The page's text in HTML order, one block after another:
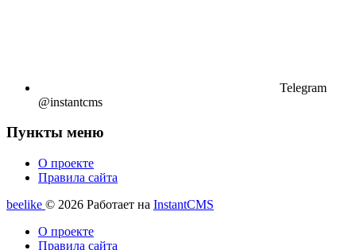
Telegram
@instantcms
Пункты меню
О проекте
Правила сайта
beelike © 2026 Работает на InstantCMS
О проекте
Правила сайта